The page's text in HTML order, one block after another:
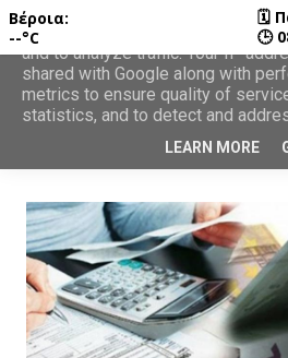
Βέροια:
--°C
🗓
🕒
This site uses cookies from
and to analyze traffic. Your IP
shared with Google along with
metrics to ensure quality of
statistics, and to detect and
LEARN MORE